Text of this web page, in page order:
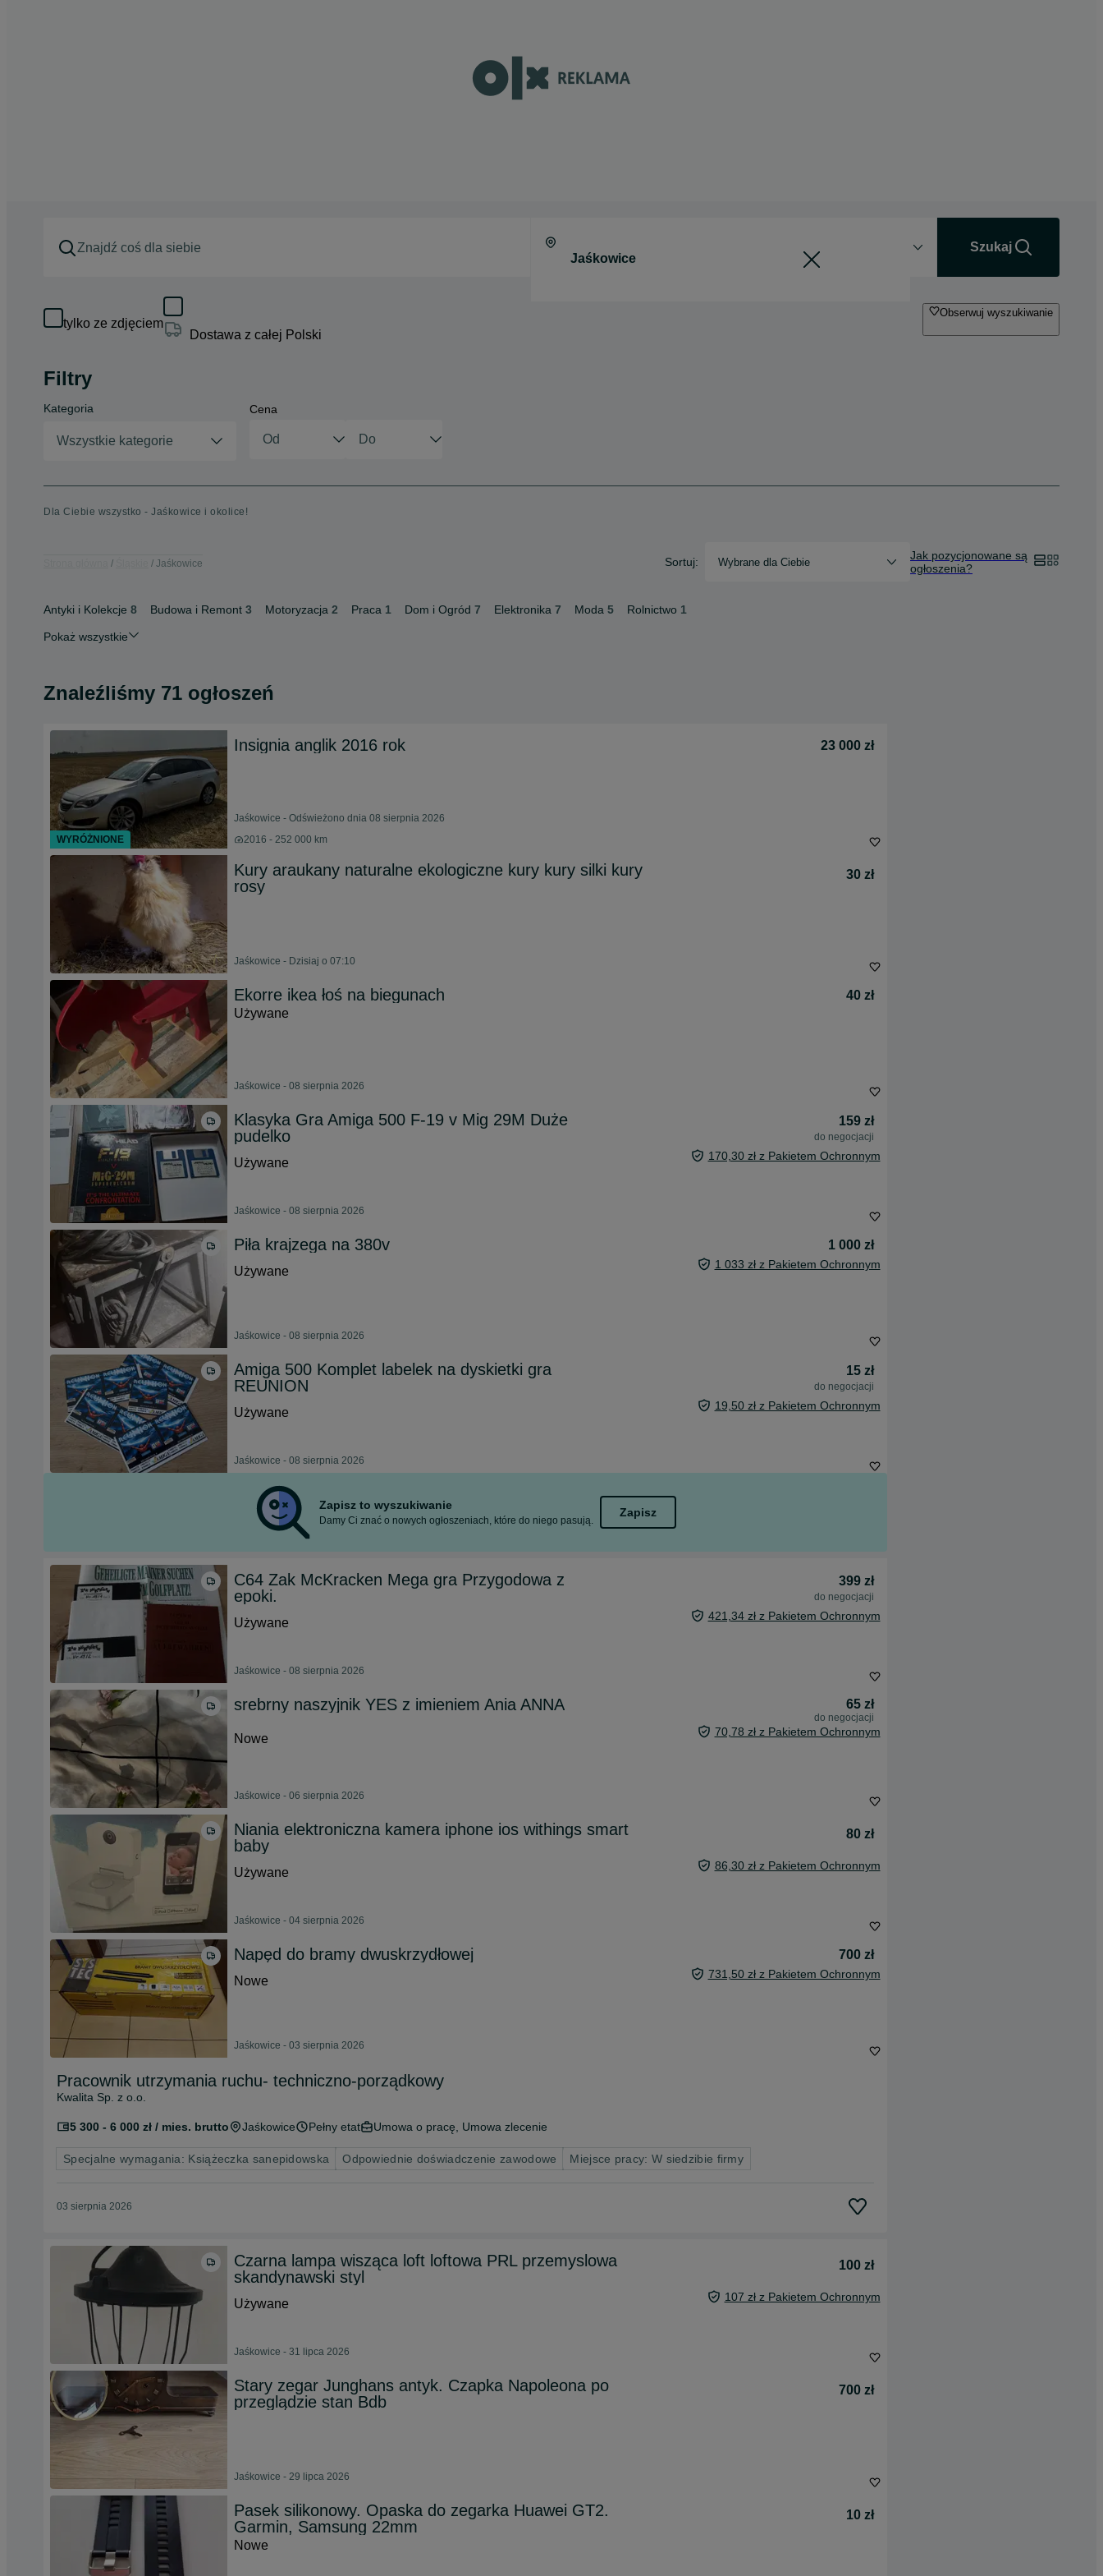
Szukaj
tylko ze zdjęciem
Dostawa z całej Polski
Obserwuj wyszukiwanie
Filtry
Kategoria
Wszystkie kategorie
Cena
Dla Ciebie wszystko - Jaśkowice i okolice!
Jaśkowice Sortuj: Wybrane dla Ciebie
Jak pozycjonowane są
ogłoszenia?
Antyki i Kolekcje 8 Budowa i Remont 3 Motoryzacja 2 Praca 1 Dom i Ogród 7 Elektronika 7 Moda 5 Rolnictwo 1
Pokaż wszystkie
Znaleźliśmy 71 ogłoszeń
Insignia anglik 2016 rok 23 000 zł
Jaśkowice - Odświeżono dnia 08 sierpnia 2026
2016 - 252 000 km
Kury araukany naturalne ekologiczne kury kury silki kury
rosy
30 zł
Jaśkowice - Dzisiaj o 07:10
Ekorre ikea łoś na biegunach
40 zł
Używane
Jaśkowice - 08 sierpnia 2026
Klasyka Gra Amiga 500 F-19 v Mig 29M Duże
pudelko
159 zł
do negocjacji
Używane 170,30 zł z Pakietem Ochronnym
Jaśkowice - 08 sierpnia 2026
Piła krajzega na 380v
1 000 zł
Używane
1 033 zł z Pakietem Ochronnym
Jaśkowice - 08 sierpnia 2026
Amiga 500 Komplet labelek na dyskietki gra
REUNION
15 zł
do negocjacji
Używane 19,50 zł z Pakietem Ochronnym
Jaśkowice - 08 sierpnia 2026
Zapisz to wyszukiwanie
Damy Ci znać o nowych ogłoszeniach, które do niego pasują.
Zapisz
C64 Zak McKracken Mega gra Przygodowa z
epoki.
399 zł
do negocjacji
Używane 421,34 zł z Pakietem Ochronnym
Jaśkowice - 08 sierpnia 2026
srebrny naszyjnik YES z imieniem Ania ANNA 65 zł
do negocjacji
Nowe 70,78 zł z Pakietem Ochronnym
Jaśkowice - 06 sierpnia 2026
Niania elektroniczna kamera iphone ios withings smart
baby
80 zł
Używane 86,30 zł z Pakietem Ochronnym
Jaśkowice - 04 sierpnia 2026
Napęd do bramy dwuskrzydłowej
700 zł
Nowe
731,50 zł z Pakietem Ochronnym
Jaśkowice - 03 sierpnia 2026
Pracownik utrzymania ruchu- techniczno-porządkowy
Kwalita Sp. z o.o.
5 300 - 6 000 zł / mies. brutto Jaśkowice Pełny etat Umowa o pracę, Umowa zlecenie
Specjalne wymagania: Książeczka sanepidowska Odpowiednie doświadczenie zawodowe Miejsce pracy: W siedzibie firmy
03 sierpnia 2026
Czarna lampa wisząca loft loftowa PRL przemyslowa
skandynawski styl
100 zł
Używane 107 zł z Pakietem Ochronnym
Jaśkowice - 31 lipca 2026
Stary zegar Junghans antyk. Czapka Napoleona po
przeglądzie stan Bdb
700 zł
Jaśkowice - 29 lipca 2026
Pasek silikonowy. Opaska do zegarka Huawei GT2.
Garmin, Samsung 22mm
10 zł
Nowe
WYRÓŻNIONE